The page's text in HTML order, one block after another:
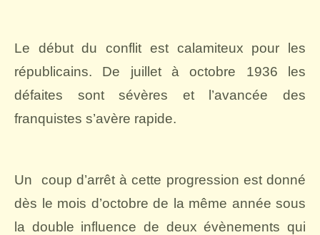
Le début du conflit est calamiteux pour les
républicains. De juillet à octobre 1936 les
défaites sont sévères et l’avancée des
franquistes s’avère rapide.
Un
coup d’arrêt à cette progression est donné
dès le mois d’octobre de la même année sous
la double influence de deux évènements qui